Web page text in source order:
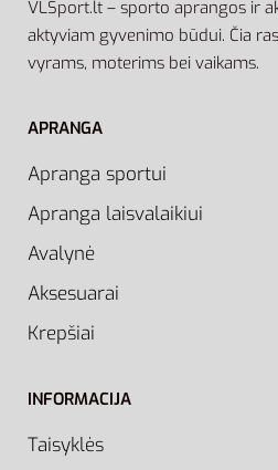
VLSport.lt – sporto aprangos ir
aktyviam gyvenimo būdui. Čia
vyrams, moterims bei vaikams.
APRANGA
Apranga sportui
Apranga laisvalaikiui
Avalynė
Aksesuarai
Krepšiai
INFORMACIJA
Taisyklės